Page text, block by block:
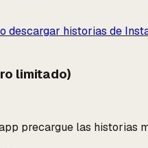
descargar historias de
limitado)
precargue las historias